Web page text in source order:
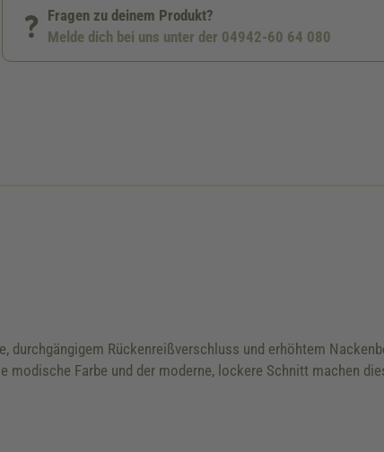
Fragen zu deinem Produkt?
Melde dich bei uns unter der 04942-60 64 080
durchgängigem Rückenreißverschluss und erhöhtem
Farbe und der moderne, lockere Schnitt machen